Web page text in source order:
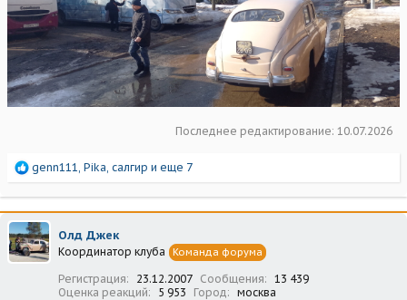
Последнее редактирование: 10.07.2026
Р
а
к
ц
и
и
genn111, Pika, салгир и еще 7
Олд Джек
Координатор клуба Команда форума
Регистрация 23.12.2007 Сообщения
13 439
Оценка реакций
5 953 Город москва